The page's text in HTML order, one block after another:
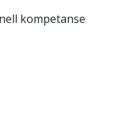
kompetanse